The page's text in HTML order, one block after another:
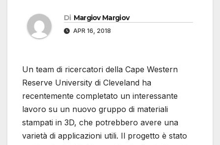
Di Margiov Margiov
APR 16, 2018
Un team di ricercatori della Cape Western
Reserve University di Cleveland ha
recentemente completato un interessante
lavoro su un nuovo gruppo di materiali
stampati in 3D, che potrebbero avere una
varietà di applicazioni utili. Il progetto è stato